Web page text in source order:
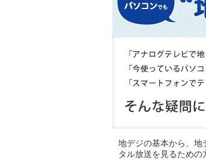
地デジの基本から、地
タル放送を見るための